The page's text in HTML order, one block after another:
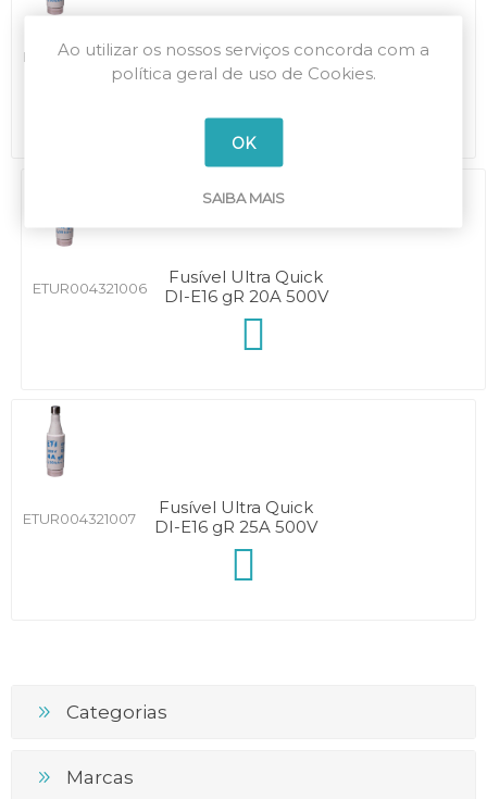
ETUR004321005
Fusível Ultra Quick
DI-E16 gR 16A 500V
ETUR004321006
Fusível Ultra Quick
DI-E16 gR 20A 500V
ETUR004321007
Fusível Ultra Quick
DI-E16 gR 25A 500V
Categorias
Marcas
Ao utilizar os nossos serviços concorda com a
política geral de uso de Cookies.
OK
SAIBA MAIS